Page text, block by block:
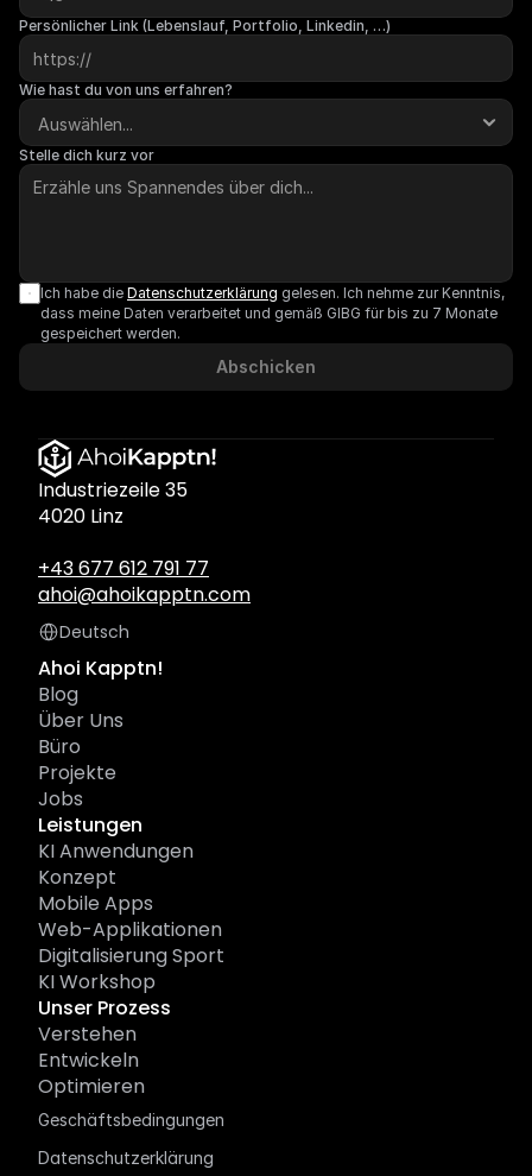
Persönlicher Link (Lebenslauf, Portfolio, Linkedin, …)
Wie hast du von uns erfahren?
Stelle dich kurz vor
Ich habe die Datenschutzerklärung gelesen. Ich nehme zur Kenntnis,
dass meine Daten verarbeitet und gemäß GlBG für bis zu 7 Monate
gespeichert werden.
Abschicken
Industriezeile 35
4020 Linz
+43 677 612 791 77
ahoi@ahoikapptn.com
Deutsch
Ahoi Kapptn!
Blog
Über Uns
Büro
Projekte
Jobs
Leistungen
KI Anwendungen
Konzept
Mobile Apps
Web-Applikationen
Digitalisierung Sport
KI Workshop
Unser Prozess
Verstehen
Entwickeln
Optimieren
Follow Us
Geschäftsbedingungen
Datenschutzerklärung